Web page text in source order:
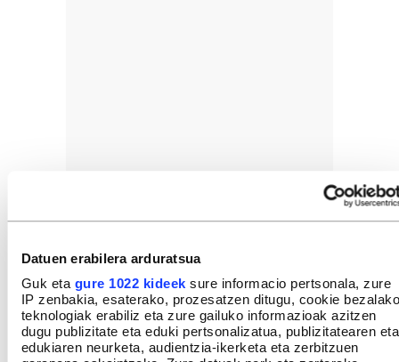
Datuen erabilera arduratsua
Guk eta gure 1022 kideek sure informacio pertsonala, zure
IP zenbakia, esaterako, prozesatzen ditugu, cookie bezalako
teknologiak erabiliz eta zure gailuko informazioak azitzen
dugu publizitate eta eduki pertsonalizatua, publizitatearen eta
edukiaren neurketa, audientzia-ikerketa eta zerbitzuen